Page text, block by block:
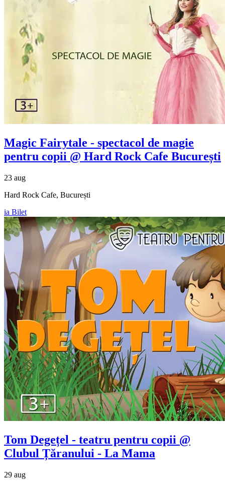
Magic Fairytale - spectacol de magie
pentru copii @ Hard Rock Cafe București
23 aug
Hard Rock Cafe, București
ia Bilet
Tom Degețel - teatru pentru copii @
Clubul Țăranului - La Mama
29 aug